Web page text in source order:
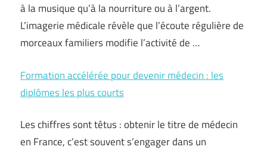
à la musique qu’à la nourriture ou à l’argent.
L’imagerie médicale révèle que l’écoute régulière de
morceaux familiers modifie l’activité de …
Formation accélérée pour devenir médecin : les
diplômes les plus courts
Les chiffres sont têtus : obtenir le titre de médecin
en France, c’est souvent s’engager dans un